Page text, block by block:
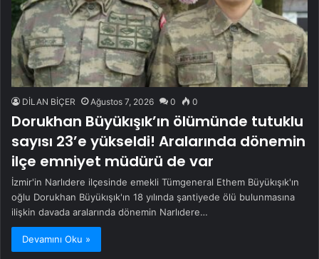
DİLAN BİÇER Ağustos 7, 2026 0 0
Dorukhan Büyükışık’ın ölümünde tutuklu
sayısı 23’e yükseldi! Aralarında dönemin
ilçe emniyet müdürü de var
İzmir'in Narlıdere ilçesinde emekli Tümgeneral Ethem Büyükışık'ın
oğlu Dorukhan Büyükışık'ın 18 yılında şantiyede ölü bulunmasına
ilişkin davada aralarında dönemin Narlıdere…
Devamını Oku »